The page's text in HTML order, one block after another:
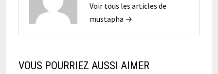
Voir tous les articles de
mustapha →
VOUS POURRIEZ AUSSI AIMER